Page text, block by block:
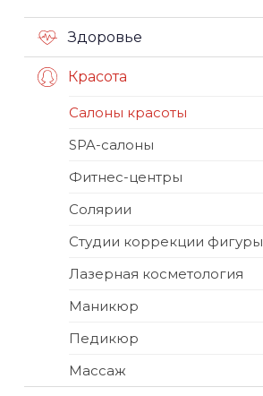
Здоровье
Красота
Салоны красоты
SPA-салоны
Фитнес-центры
Солярии
Студии коррекции фигуры
Лазерная косметология
Маникюр
Педикюр
Массаж